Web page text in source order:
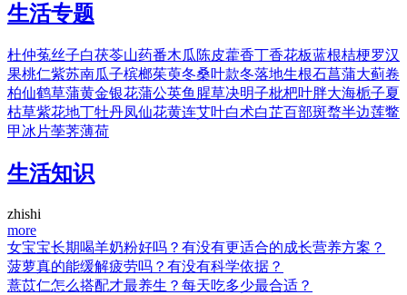
生活专题
杜仲菟丝子白茯苓山药番木瓜 陈皮藿香丁香花板蓝根桔梗罗汉
果桃仁紫苏南瓜子槟榔茱萸冬桑叶款冬落地生根石菖蒲大蓟卷
柏仙鹤草蒲黄金银花蒲公英鱼腥草决明子枇杷叶胖大海栀子夏
枯草紫花地丁牡丹凤仙花黄连艾叶白术白芷百部斑蝥半边莲鳖
甲 冰片荸荠薄荷
生活知识
zhishi
more
女宝宝长期喝羊奶粉好吗？有没有更适合的成长营养方案？
菠萝真的能缓解疲劳吗？有没有科学依据？
薏苡仁怎么搭配才最养生？每天吃多少最合适？